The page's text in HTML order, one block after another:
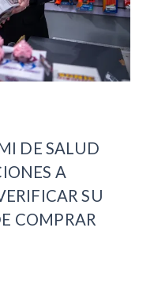
DE SALUD
A
SU
COMPRAR